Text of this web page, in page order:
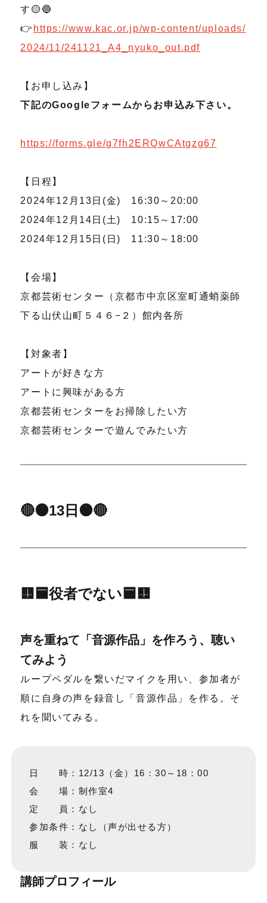
す🟡🔵
👉 https://www.kac.or.jp/wp-content/uploads/
2024/11/241121_A4_nyuko_out.pdf
【お申し込み】
下記のGoogleフォームからお申込み下さい。
https://forms.gle/g7fh2ERQwCAtgzg67
【日程】
2024年12月13日(金) 16:30～20:00
2024年12月14日(土) 10:15～17:00
2024年12月15日(日) 11:30～18:00
【会場】
京都芸術センター（京都市中京区室町通蛸薬師
下る山伏山町５４６−２）館内各所
【対象者】
アートが好きな方
アートに興味がある方
京都芸術センターをお掃除したい方
京都芸術センターで遊んでみたい方
🔴🟠13日🟠🔴
🟨🟦役者でない🟦🟨
声を重ねて「音源作品」を作ろう、聴い
てみよう
ループペダルを繋いだマイクを用い、参加者が
順に自身の声を録音し「音源作品」を作る。そ
れを聞いてみる。
日 時：12/13（金）16：30～18：00
会 場：制作室4
定 員：なし
参加条件：なし（声が出せる方）
服 装：なし
講師プロフィール